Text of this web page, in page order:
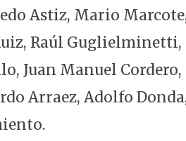
Astiz, Mario
Raúl Guglielminetti,
Juan Manuel Cordero,
Arraez, Adolfo